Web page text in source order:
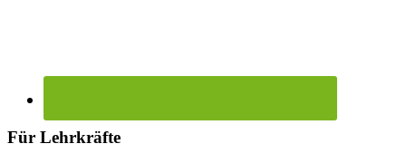
Für Lehrkräfte